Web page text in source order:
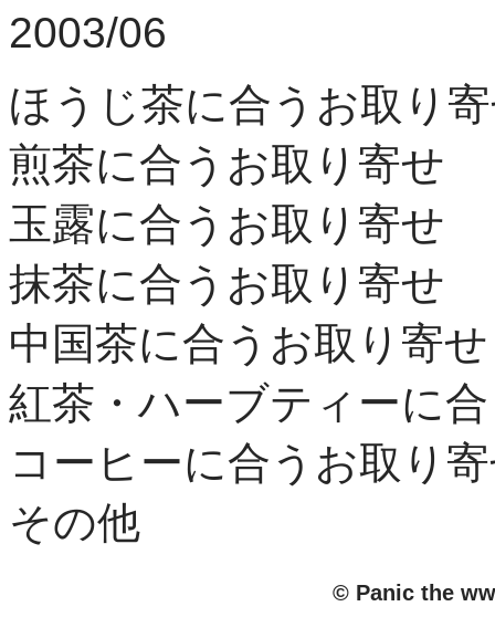
2003/06
ほうじ茶に合うお取り
煎茶に合うお取り寄せ
玉露に合うお取り寄せ
抹茶に合うお取り寄せ
中国茶に合うお取り寄せ
紅茶・ハーブティーに
コーヒーに合うお取り
その他
© Panic the